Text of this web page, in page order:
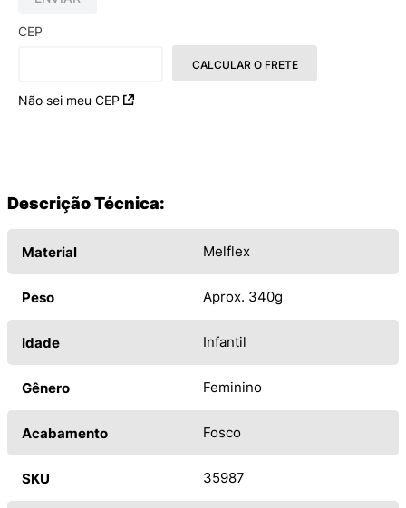
CEP
Não sei meu CEP
CALCULAR O FRETE
Descrição Técnica:
Material Melflex
Peso Aprox. 340g
Idade Infantil
Gênero Feminino
Acabamento Fosco
SKU 35987